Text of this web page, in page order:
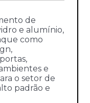
de
e alumínio,
como
e
o setor de
padrão e